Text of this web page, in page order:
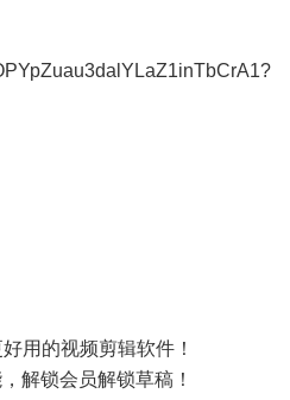
用的视频剪辑软件！
解锁会员解锁草稿！